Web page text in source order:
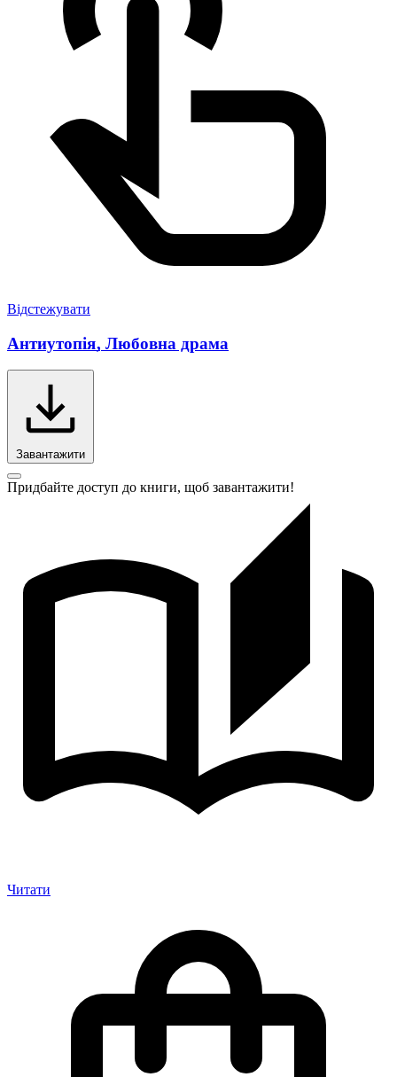
Відстежувати
Антиутопія, Любовна драма
Завантажити
Придбайте доступ до книги, щоб завантажити!
Читати